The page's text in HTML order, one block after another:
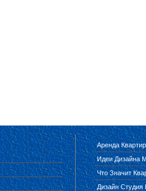
Аренда
Идеи Дизайна
Что Значит
Дизайн Студия